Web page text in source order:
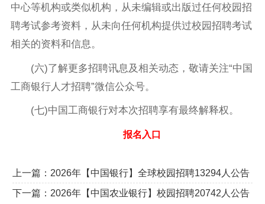
中心等机构或类似机构，从未编辑或出版过任何校园招
聘考试参考资料，从未向任何机构提供过校园招聘考试
相关的资料和信息。
(六)了解更多招聘讯息及相关动态，敬请关注“中国
工商银行人才招聘”微信公众号。
(七)中国工商银行对本次招聘享有最终解释权。
报名入口
上一篇： 2026年【中国银行】全球校园招聘13294人公告
下一篇： 2026年【中国农业银行】校园招聘20742人公告